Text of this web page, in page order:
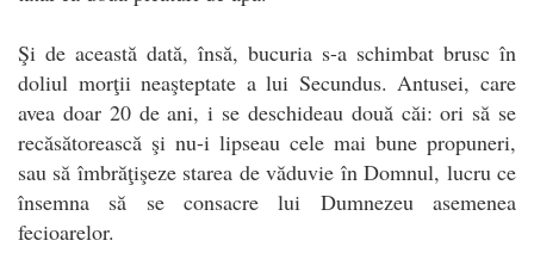
Şi de această dată, însă, bucuria s-a schimbat brusc în
doliul morţii neaşteptate a lui Secundus. Antusei, care
avea doar 20 de ani, i se deschideau două căi: ori să se
recăsătorească şi nu-i lipseau cele mai bune propuneri,
sau să îmbrăţişeze starea de văduvie în Domnul, lucru ce
însemna să se consacre lui Dumnezeu asemenea
fecioarelor.